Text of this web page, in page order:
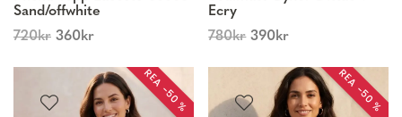
Sand/offwhite
720kr 360kr
Ecry
780kr 390kr
REA −50 % REA −50 %